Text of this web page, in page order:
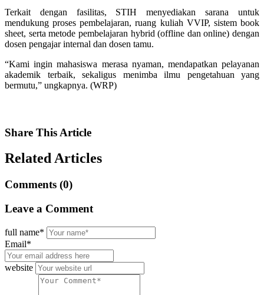
Terkait dengan fasilitas, STIH menyediakan sarana untuk
mendukung proses pembelajaran, ruang kuliah VVIP, sistem book
sheet, serta metode pembelajaran hybrid (offline dan online) dengan
dosen pengajar internal dan dosen tamu.
“Kami ingin mahasiswa merasa nyaman, mendapatkan pelayanan
akademik terbaik, sekaligus menimba ilmu pengetahuan yang
bermutu,” ungkapnya. (WRP)
Share This Article
RelatedArticles
Comments (0)
Leave a Comment
full name*
Email*
website